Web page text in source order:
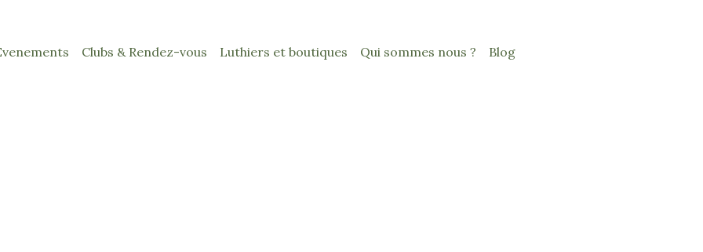
Clubs & Rendez-vous Luthiers et boutiques Qui sommes nous ? Blog